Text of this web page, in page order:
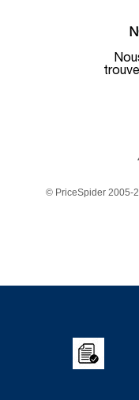
© PriceSpider 2005-